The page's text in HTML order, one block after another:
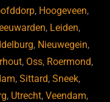
, Hoogeveen,
, Leiden,
, Nieuwegein,
, Oss, Roermond,
, Sittard, Sneek,
, Utrecht,Veendam,